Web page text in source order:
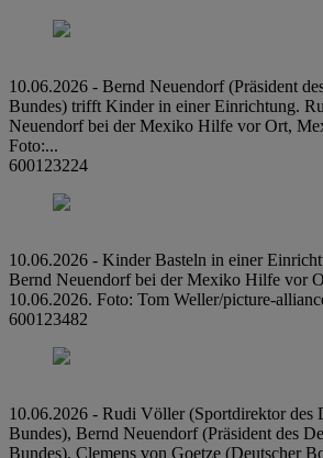
10.06.2026 - Bernd Neuendorf (Präsident
Bundes) trifft Kinder in einer Einrichtung.
Neuendorf bei der Mexiko Hilfe vor Ort,
Foto:...
600123224
10.06.2026 - Kinder Basteln in einer
Bernd Neuendorf bei der Mexiko Hilfe vor
10.06.2026. Foto: Tom Weller/picture-
600123482
10.06.2026 - Rudi Völler (Sportdirektor des
Bundes), Bernd Neuendorf (Präsident des
Bundes), Clemens von Goetze (Deutscher